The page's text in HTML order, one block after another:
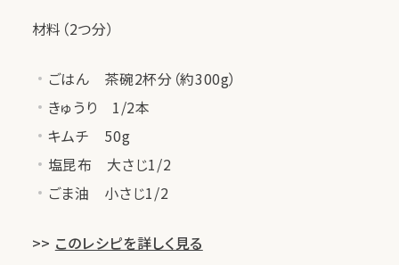
材料（2つ分）
ごはん 茶碗2杯分（約300g）
きゅうり 1/2本
キムチ 50g
塩昆布 大さじ1/2
ごま油 小さじ1/2
>> このレシピを詳しく見る